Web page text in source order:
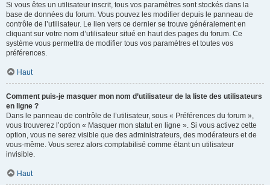
Si vous êtes un utilisateur inscrit, tous vos paramètres sont stockés dans la
base de données du forum. Vous pouvez les modifier depuis le panneau de
contrôle de l’utilisateur. Le lien vers ce dernier se trouve généralement en
cliquant sur votre nom d’utilisateur situé en haut des pages du forum. Ce
système vous permettra de modifier tous vos paramètres et toutes vos
préférences.
Haut
Comment puis-je masquer mon nom d’utilisateur de la liste des utilisateurs
en ligne ?
Dans le panneau de contrôle de l’utilisateur, sous « Préférences du forum »,
vous trouverez l’option « Masquer mon statut en ligne ». Si vous activez cette
option, vous ne serez visible que des administrateurs, des modérateurs et de
vous-même. Vous serez alors comptabilisé comme étant un utilisateur
invisible.
Haut